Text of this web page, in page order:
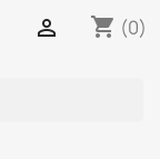
shopping_cart (0)
